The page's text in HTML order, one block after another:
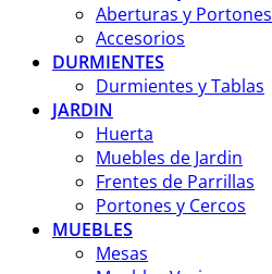
Aberturas y Portones
Accesorios
DURMIENTES
Durmientes y Tablas
JARDIN
Huerta
Muebles de Jardin
Frentes de Parrillas
Portones y Cercos
MUEBLES
Mesas